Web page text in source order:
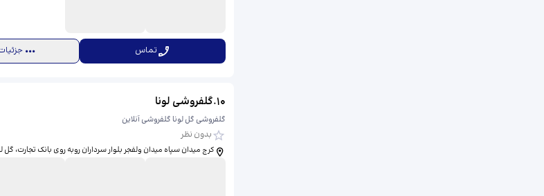
تماس
10
.گلفروشی لونا
گلفروشی گل لونا گلفروشی آنلاین
بدون نظر
کرج میدان سپاه میدان ولفجر بلوار سرداران روبه روی بانک تجارت، ​گل